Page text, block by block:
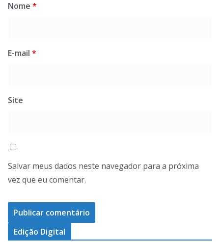
Nome *
E-mail *
Site
Salvar meus dados neste navegador para a próxima
vez que eu comentar.
Edição Digital